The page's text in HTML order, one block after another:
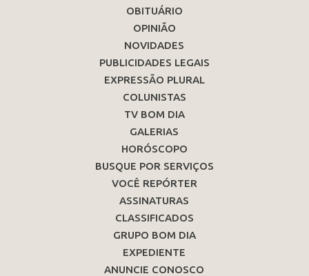
OBITUÁRIO
OPINIÃO
NOVIDADES
PUBLICIDADES LEGAIS
EXPRESSÃO PLURAL
COLUNISTAS
TV BOM DIA
GALERIAS
HORÓSCOPO
BUSQUE POR SERVIÇOS
VOCÊ REPÓRTER
ASSINATURAS
CLASSIFICADOS
GRUPO BOM DIA
EXPEDIENTE
ANUNCIE CONOSCO